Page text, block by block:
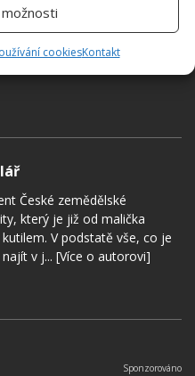
cookiesKontakt
České zemědělské
který je již od malička
V podstatě vše, co je
v j... [Více o autorovi]